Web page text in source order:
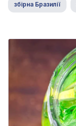
збірна Бразилії